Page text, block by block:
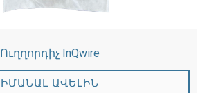
Ուղղորդիչ InQwire
ԻՄԱՆԱԼ ԱՎԵԼԻՆ